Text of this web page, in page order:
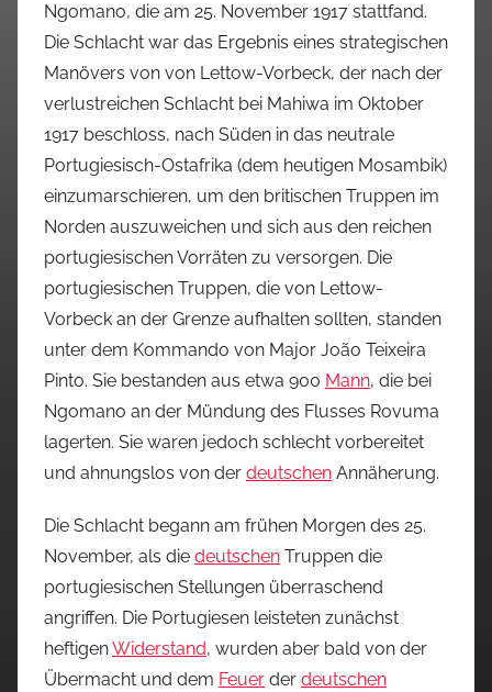
Ngomano, die am 25. November 1917 stattfand.
Die Schlacht war das Ergebnis eines strategischen
Manövers von von Lettow-Vorbeck, der nach der
verlustreichen Schlacht bei Mahiwa im Oktober
1917 beschloss, nach Süden in das neutrale
Portugiesisch-Ostafrika (dem heutigen Mosambik)
einzumarschieren, um den britischen Truppen im
Norden auszuweichen und sich aus den reichen
portugiesischen Vorräten zu versorgen. Die
portugiesischen Truppen, die von Lettow-
Vorbeck an der Grenze aufhalten sollten, standen
unter dem Kommando von Major João Teixeira
Pinto. Sie bestanden aus etwa 900 Mann, die bei
Ngomano an der Mündung des Flusses Rovuma
lagerten. Sie waren jedoch schlecht vorbereitet
und ahnungslos von der deutschen Annäherung.
Die Schlacht begann am frühen Morgen des 25.
November, als die deutschen Truppen die
portugiesischen Stellungen überraschend
angriffen. Die Portugiesen leisteten zunächst
heftigenWiderstand, wurden aber bald von der
Übermacht und dem Feuer der deutschen